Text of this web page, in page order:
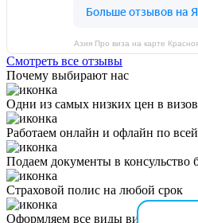
Азия Про виза на карте
Смотреть все отзывы
Почему выбирают нас
Одни из самых низких цен в
Работаем онлайн и офлайн по
Подаем документы в консульство
Страховой полис на любой срок
Оформляем все виды виз